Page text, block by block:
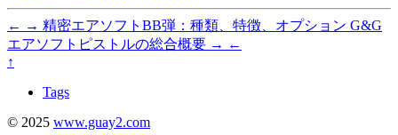
← → 精密エアソフトBB弾：種類、特徴、オプション G&G
エアソフトピストルの総合概要 → ←
↑
Tags
© 2025 www.guay2.com